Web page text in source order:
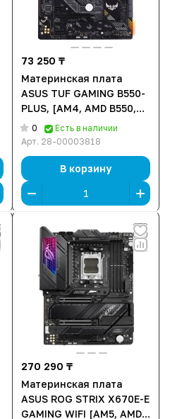
73 250 ₸
Материнская плата
ASUS TUF GAMING B550-
PLUS, [AM4, AMD B550,
4xDDR 4, 3xM.2, 2xPCI-E
x16, Standard-ATX]
0
Есть в наличии
Арт. 28-00003818
В корзину
270 290 ₸
Материнская плата
ASUS ROG STRIX X670E-E
GAMING WIFI [AM5, AMD